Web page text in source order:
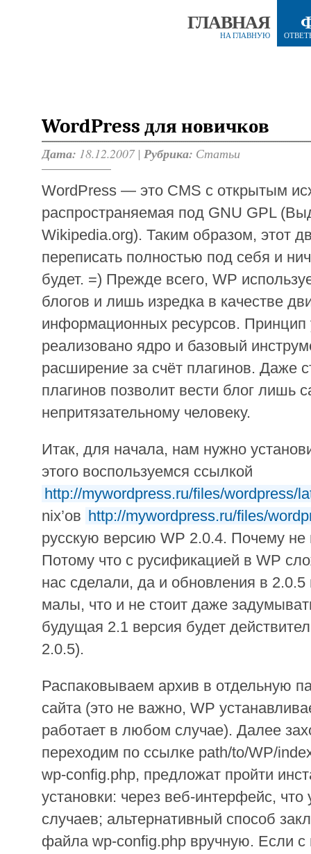
ГЛАВНАЯ
НА ГЛАВНУЮ
WordPress для новичков
Дата: 18.12.2007 | Рубрика: Статьи
WordPress — это CMS c открытым
распространяемая под GNU GPL
Wikipedia.org). Таким образом, этот
переписать полностью под себя и
будет. =) Прежде всего, WP
блогов и лишь изредка в качестве
информационных ресурсов. Принцип
реализовано ядро и базовый
расширение за счёт плагинов. Даже
плагинов позволит вести блог лишь
непритязательному человеку.
Итак, для начала, нам нужно
этого воспользуемся ссылкой
http://mywordpress.ru/files/wordpress/
nix’ов http://mywordpress.ru/files/
русскую версию WP 2.0.4. Почему
Потому что с русификацией в WP
нас сделали, да и обновления в 2.0.5
малы, что и не стоит даже
будущая 2.1 версия будет
2.0.5).
Распаковываем архив в отдельную
сайта (это не важно, WP
работает в любом случае). Далее
переходим по ссылке path/to/WP/
wp-config.php, предложат пройти
установки: через веб-интерфейс,
случаев; альтернативный способ
файла wp-config.php вручную. Если